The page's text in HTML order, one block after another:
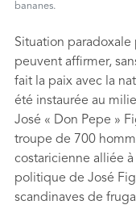
bananes.
Situation
peuvent afﬁrmer,
fait la paix avec la
été instaurée au
José « Don Pepe »
troupe de 700
costaricienne alliée
politique de José
scandinaves de